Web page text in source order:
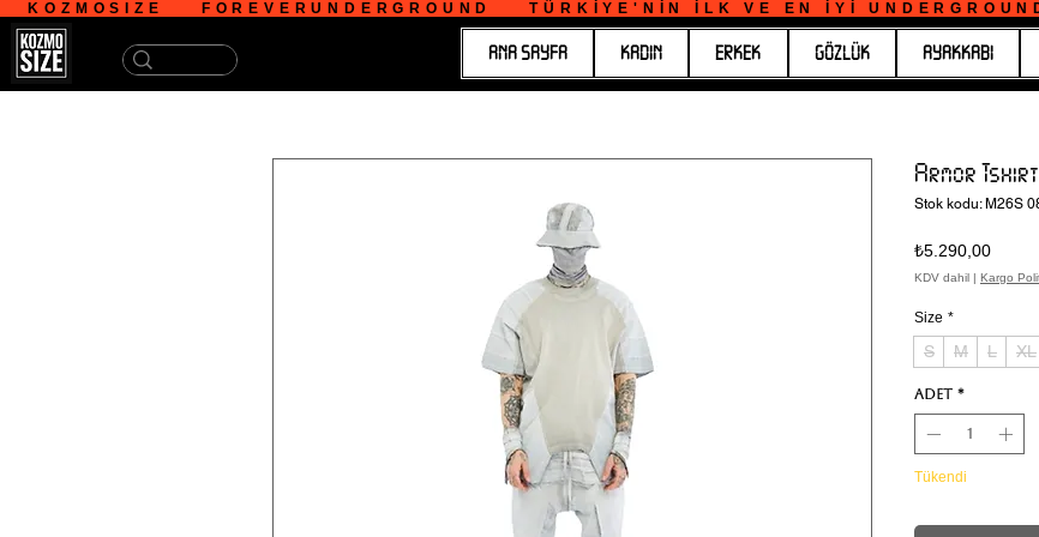
KOZMOSIZE    FOREVERUNDERGROUND    TÜRKİYE'NİN İLK VE EN İYİ
ANA SAYFA KADIN ERKEK GÖZLÜK AYAKKABI
Armor Tshirt
Stok kodu: M26S
₺5.290,00Fiyat
KDV dahil | Kargo
Size *
S M L XL
Adet *
Tükendi